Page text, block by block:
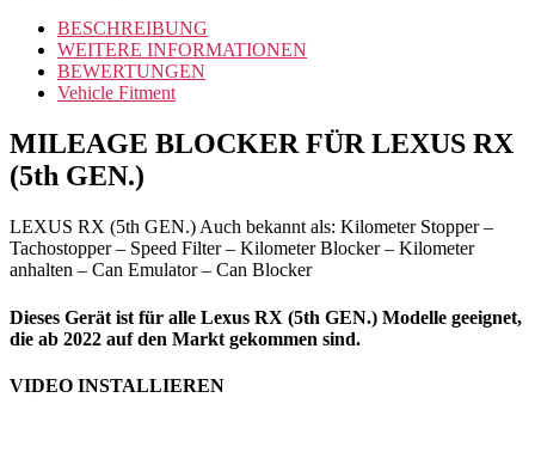
BESCHREIBUNG
WEITERE INFORMATIONEN
BEWERTUNGEN
Vehicle Fitment
MILEAGE BLOCKER FÜR LEXUS RX
(5th GEN.)
LEXUS RX (5th GEN.) Auch bekannt als: Kilometer Stopper –
Tachostopper – Speed Filter – Kilometer Blocker – Kilometer
anhalten – Can Emulator – Can Blocker
Dieses Gerät ist für alle Lexus RX (5th GEN.) Modelle geeignet,
die ab 2022 auf den Markt gekommen sind.
VIDEO INSTALLIEREN